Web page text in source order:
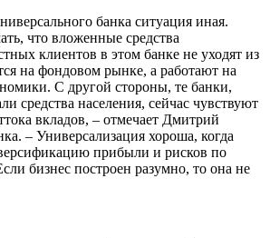
банка ситуация иная.
что вложенные средства
клиентов в этом банке не уходят из
на фондовом рынке, а работают на
С другой стороны, те банки,
средства населения, сейчас чувствуют
вкладов, – отмечает Дмитрий
– Универсализация хороша, когда
прибыли и рисков по
бизнес построен разумно, то она не